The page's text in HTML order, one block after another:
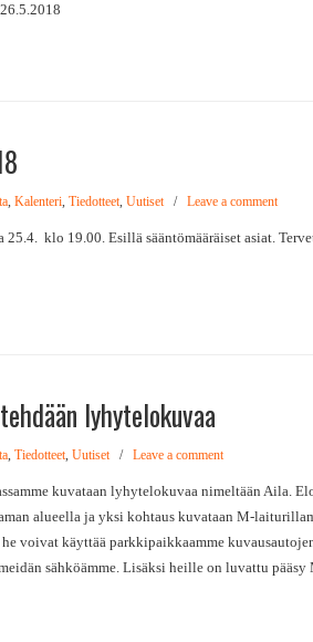
, Kalenteri, Tiedotteet, Uutiset / Leave a comment
klo 19.00. Esillä sääntömääräiset asiat.
lyhytelokuvaa
, Tiedotteet, Uutiset / Leave a comment
kuvataan lyhytelokuvaa nimeltään Aila.
alueella ja yksi kohtaus kuvataan M-
voivat käyttää parkkipaikkaamme
sähköämme. Lisäksi heille on luvattu